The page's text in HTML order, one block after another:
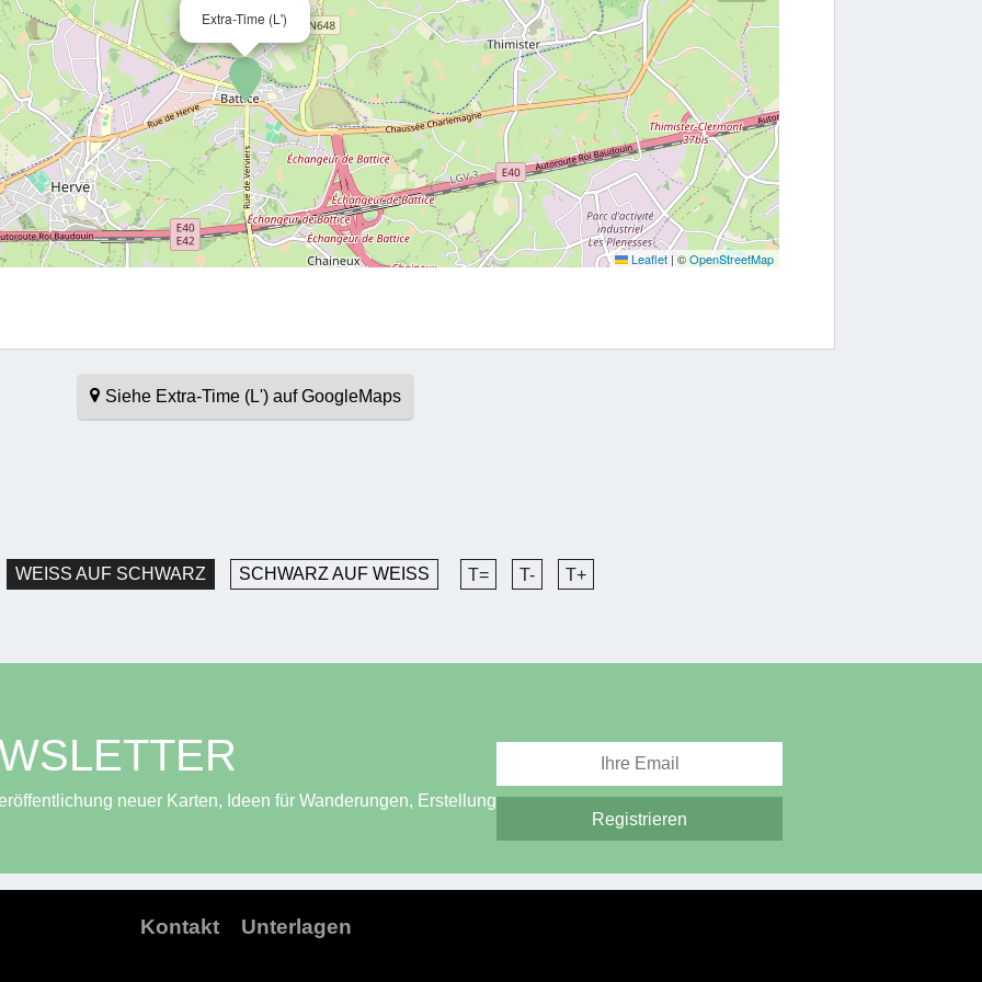
Extra-Time (L')
Leaflet | ©OpenStreetMap
Siehe Extra-Time (L') auf GoogleMaps
WEISS AUF SCHWARZ SCHWARZ AUF WEISS T= T- T+
neuer Karten, Ideen für Wanderungen, Erstellung
Kontakt Unterlagen